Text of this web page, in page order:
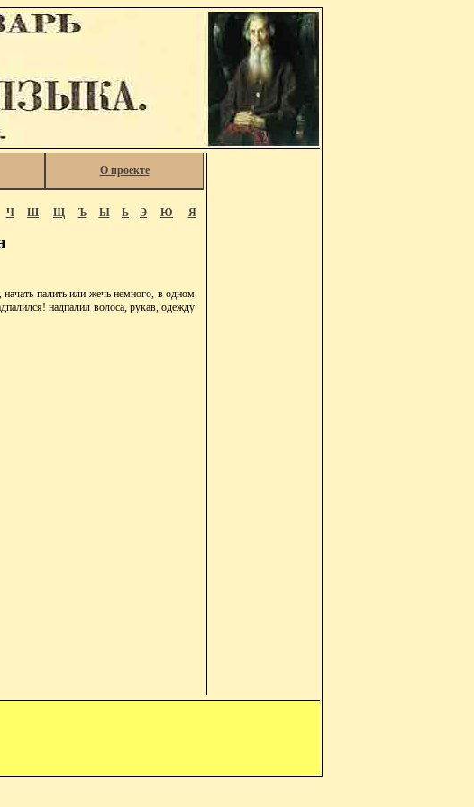
О проекте
Ч Ш Щ Ъ Ы Ь Э Ю Я
палить или жечь немного, в одном
надпалил волоса, рукав, одежду